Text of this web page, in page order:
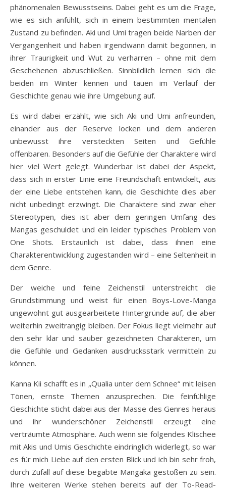
phänomenalen Bewusstseins. Dabei geht es um die Frage,
wie es sich anfühlt, sich in einem bestimmten mentalen
Zustand zu befinden. Aki und Umi tragen beide Narben der
Vergangenheit und haben irgendwann damit begonnen, in
ihrer Traurigkeit und Wut zu verharren – ohne mit dem
Geschehenen abzuschließen. Sinnbildlich lernen sich die
beiden im Winter kennen und tauen im Verlauf der
Geschichte genau wie ihre Umgebung auf.
Es wird dabei erzählt, wie sich Aki und Umi anfreunden,
einander aus der Reserve locken und dem anderen
unbewusst ihre versteckten Seiten und Gefühle
offenbaren. Besonders auf die Gefühle der Charaktere wird
hier viel Wert gelegt. Wunderbar ist dabei der Aspekt,
dass sich in erster Linie eine Freundschaft entwickelt, aus
der eine Liebe entstehen kann, die Geschichte dies aber
nicht unbedingt erzwingt. Die Charaktere sind zwar eher
Stereotypen, dies ist aber dem geringen Umfang des
Mangas geschuldet und ein leider typisches Problem von
One Shots. Erstaunlich ist dabei, dass ihnen eine
Charakterentwicklung zugestanden wird – eine Seltenheit in
dem Genre.
Der weiche und feine Zeichenstil unterstreicht die
Grundstimmung und weist für einen Boys-Love-Manga
ungewohnt gut ausgearbeitete Hintergründe auf, die aber
weiterhin zweitrangig bleiben. Der Fokus liegt vielmehr auf
den sehr klar und sauber gezeichneten Charakteren, um
die Gefühle und Gedanken ausdrucksstark vermitteln zu
können.
Kanna Kii schafft es in „Qualia unter dem Schnee“ mit leisen
Tönen, ernste Themen anzusprechen. Die feinfühlige
Geschichte sticht dabei aus der Masse des Genres heraus
und ihr wunderschöner Zeichenstil erzeugt eine
verträumte Atmosphäre. Auch wenn sie folgendes Klischee
mit Akis und Umis Geschichte eindringlich widerlegt, so war
es für mich Liebe auf den ersten Blick und ich bin sehr froh,
durch Zufall auf diese begabte Mangaka gestoßen zu sein.
Ihre weiteren Werke stehen bereits auf der To-Read-